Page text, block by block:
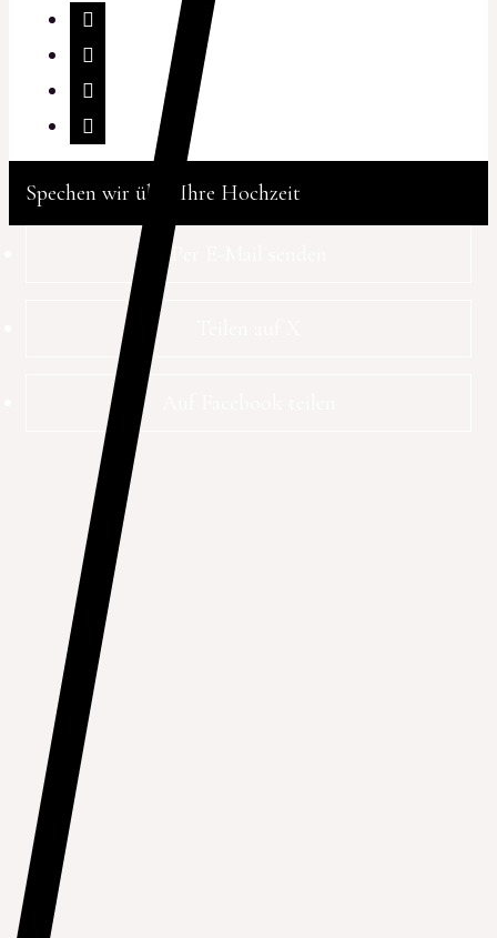
Spechen wir über Ihre Hochzeit
Per E-Mail senden